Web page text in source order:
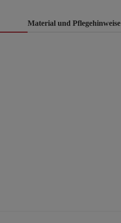
Material und Pflegehinweise